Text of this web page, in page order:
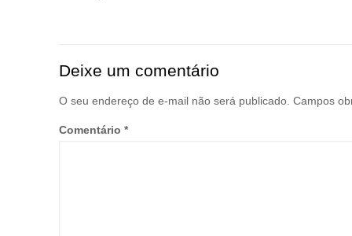
Deixe um comentário
O seu endereço de e-mail não será publicado. Campos
Comentário *